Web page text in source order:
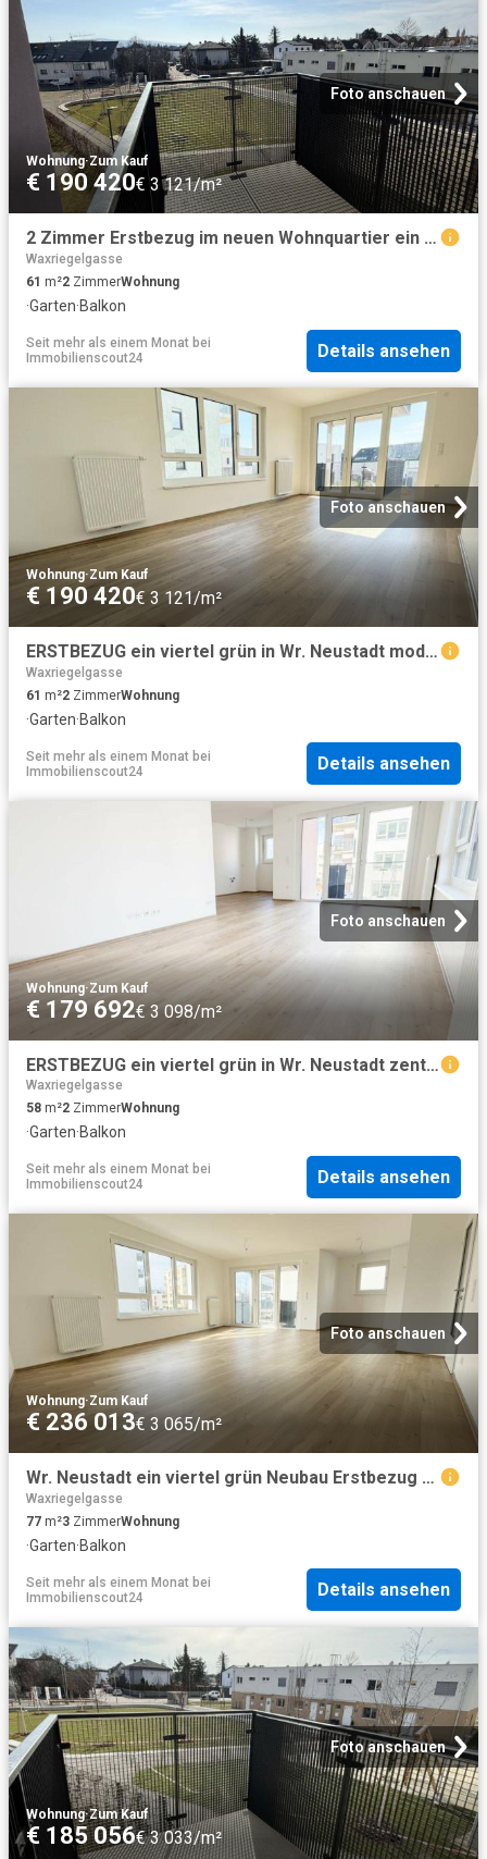
Foto anschauen
Wohnung·Zum Kauf
€ 190 420€ 3 121/m²
2 Zimmer Erstbezug im neuen Wohnquartier ein viertel grün in Wiener Neustadt
Waxriegelgasse
61 m²2 ZimmerWohnung
·Garten·Balkon
Seit mehr als einem Monat bei
Immobilienscout24
Details ansehen
Foto anschauen
Wohnung·Zum Kauf
€ 190 420€ 3 121/m²
ERSTBEZUG ein viertel grün in Wr. Neustadt moderne 2 Zimmerwohnung mit Balkon
Waxriegelgasse
61 m²2 ZimmerWohnung
·Garten·Balkon
Seit mehr als einem Monat bei
Immobilienscout24
Details ansehen
Foto anschauen
Wohnung·Zum Kauf
€ 179 692€ 3 098/m²
ERSTBEZUG ein viertel grün in Wr. Neustadt zentral gelegene 2 Zimmerwohnung mit Balkon
Waxriegelgasse
58 m²2 ZimmerWohnung
·Garten·Balkon
Seit mehr als einem Monat bei
Immobilienscout24
Details ansehen
Foto anschauen
Wohnung·Zum Kauf
€ 236 013€ 3 065/m²
Wr. Neustadt ein viertel grün Neubau Erstbezug herrliche 3 Zimmer Wohnung
Waxriegelgasse
77 m²3 ZimmerWohnung
·Garten·Balkon
Seit mehr als einem Monat bei
Immobilienscout24
Details ansehen
Foto anschauen
Wohnung·Zum Kauf
€ 185 056€ 3 033/m²